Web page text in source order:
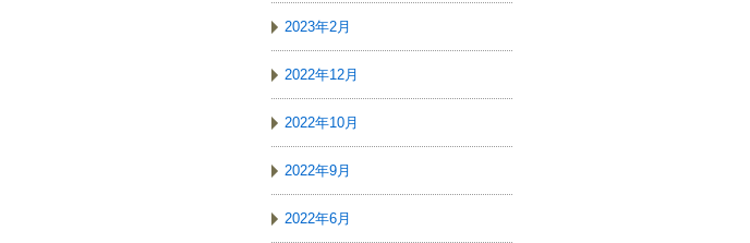
2023年2月
2022年12月
2022年10月
2022年9月
2022年6月